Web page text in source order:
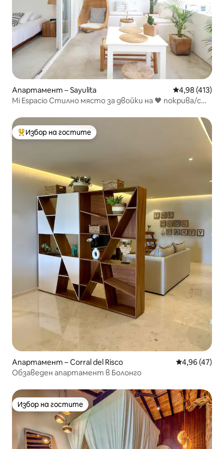
Апартамент – Sayulita Средна
4,98 (413)
Mi Espacio Стилно място за двойки на 🖤 покрива/с
Най-популярен избор на гостите
Избор на гостите
Апартамент – Corral del Risco Средна
4,96 (47)
Обзаведен апартамент в Болонго
Избор на гостите
Избор на гостите